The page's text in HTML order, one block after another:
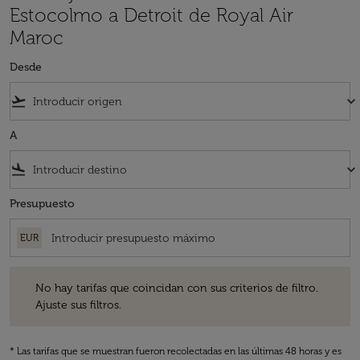
Estocolmo a Detroit de Royal Air
Maroc
Desde
flight_takeoff keyboard_arrow_down
A
flight_land keyboard_arrow_down
Presupuesto
EUR
No hay tarifas que coincidan con sus criterios de filtro.
Ajuste sus filtros.
* Las tarifas que se muestran fueron recolectadas en las últimas 48 horas y es